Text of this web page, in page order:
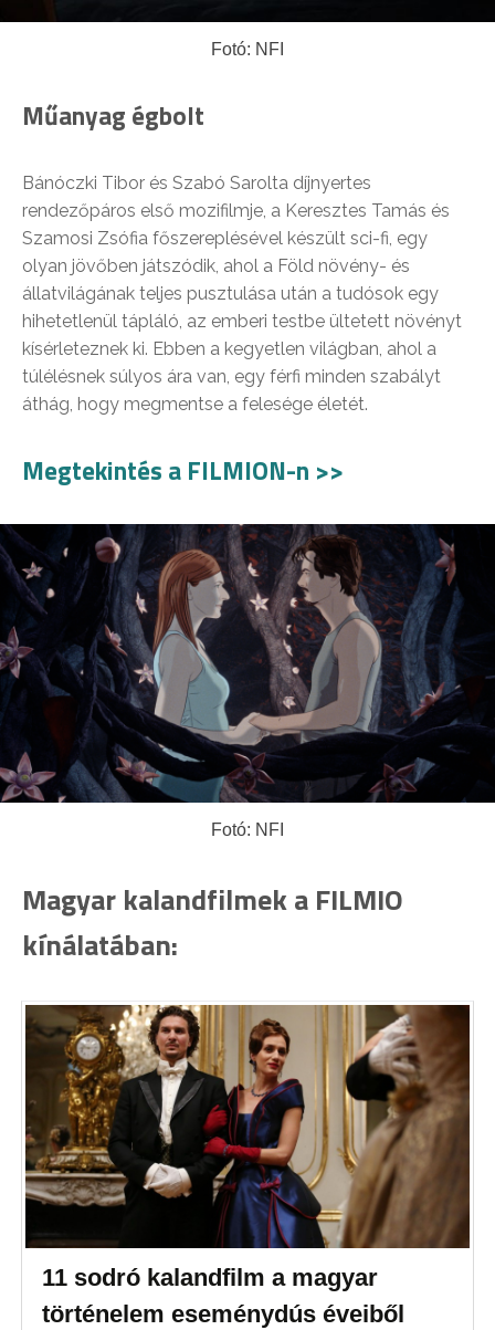
Fotó: NFI
Műanyag égbolt
Bánóczki Tibor és Szabó Sarolta díjnyertes
rendezőpáros első mozifilmje, a Keresztes Tamás és
Szamosi Zsófia főszereplésével készült sci-fi, egy
olyan jövőben játszódik, ahol a Föld növény- és
állatvilágának teljes pusztulása után a tudósok egy
hihetetlenül tápláló, az emberi testbe ültetett növényt
kísérleteznek ki. Ebben a kegyetlen világban, ahol a
túlélésnek súlyos ára van, egy férfi minden szabályt
áthág, hogy megmentse a felesége életét.
Megtekintés a FILMION-n >>
Fotó: NFI
Magyar kalandfilmek a FILMIO
kínálatában:
11 sodró kalandfilm a magyar
történelem eseménydús éveiből